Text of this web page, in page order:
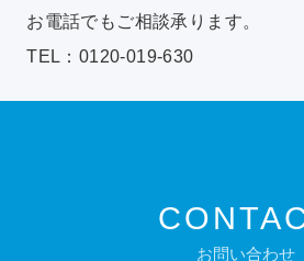
お電話でもご相談承ります。
TEL：0120-019-630
お問い合わせ